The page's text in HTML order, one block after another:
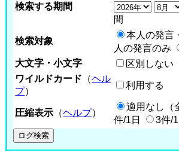
検索する期間
間
検索対象
本人の発言
人の発言のみ
大文字・小文字
区別しない
ワイルドカード （ヘル
プ）
利用する
圧縮表示 （ヘルプ）
適用なし（
件/1日
3件/1